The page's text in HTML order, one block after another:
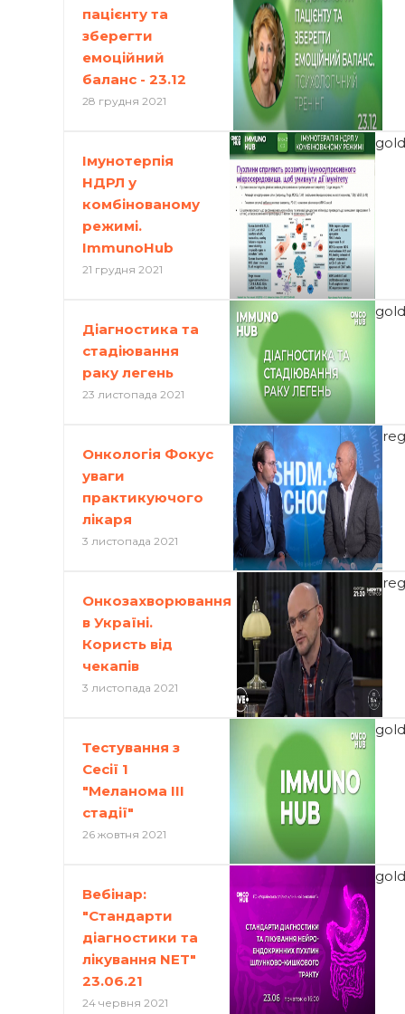
пацієнту та
зберегти
емоційний
баланс - 23.12
28 грудня 2021
gold
Імунотерпія
НДРЛ у
комбінованому
режимі.
ImmunoHub
21 грудня 2021
gold
Діагностика та
стадіювання
раку легень
23 листопада 2021
reg
Онкологія Фокус
уваги
практикуючого
лікаря
3 листопада 2021
reg
Онкозахворювання
в Україні.
Користь від
чекапів
3 листопада 2021
gold
Тестування з
Сесії 1
"Меланома III
стадії"
26 жовтня 2021
gold
Вебінар:
"Стандарти
діагностики та
лікування NET"
23.06.21
24 червня 2021